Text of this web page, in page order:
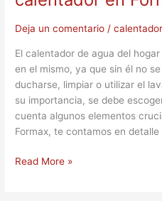
Deja un comentario /
El calentador de agua del
en el mismo, ya que sin él no
ducharse, limpiar o utilizar el
su importancia, se debe
cuenta algunos elementos
Formax, te contamos en
Read More »